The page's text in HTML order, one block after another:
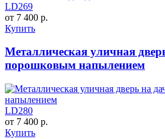
LD269
от 7 400 р.
Купить
Металлическая уличная
порошковым напылением
LD280
от 7 400 р.
Купить